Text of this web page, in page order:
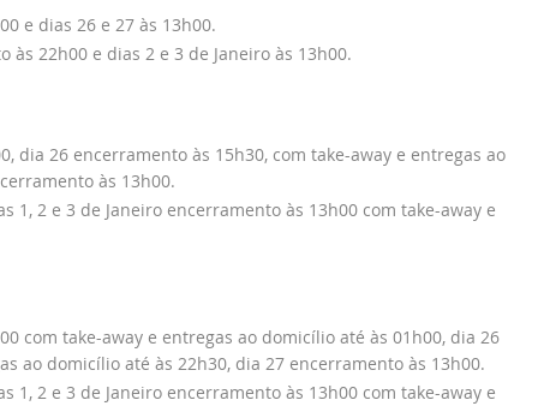
e dias 26 e 27 às 13h00.
às 22h00 e dias 2 e 3 de Janeiro às 13h00.
dia 26 encerramento às 15h30, com take-away e entregas ao
às 13h00.
1, 2 e 3 de Janeiro encerramento às 13h00 com take-away e
com take-away e entregas ao domicílio até às 01h00, dia 26
ao domicílio até às 22h30, dia 27 encerramento às 13h00.
1, 2 e 3 de Janeiro encerramento às 13h00 com take-away e